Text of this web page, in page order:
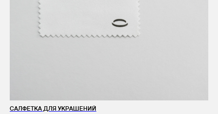
САЛФЕТКА ДЛЯ УКРАШЕНИЙ